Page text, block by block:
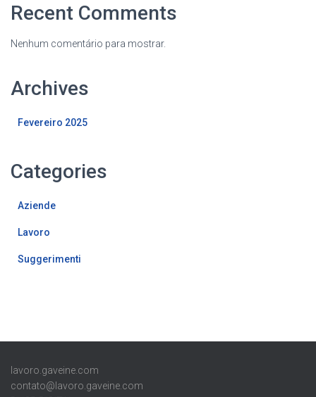
Recent Comments
Nenhum comentário para mostrar.
Archives
Fevereiro 2025
Categories
Aziende
Lavoro
Suggerimenti
lavoro.gaveine.com
contato@lavoro.gaveine.com